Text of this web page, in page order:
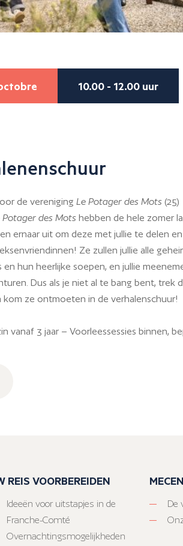
10.00 - 12.00 uur
de vereniging Le Potager des Mots (25)
Potager des Mots hebben de hele zomer
ernaar uit om deze met jullie te delen
Ze zullen jullie alle
en hun heerlijke soepen, en jullie
Dus als je niet al te bang bent, trek
ze ontmoeten in de verhalenschuur!
vanaf 3 jaar – Voorleessessies binnen,
REIS VOORBEREIDEN
Ideeën voor uitstapjes in de
Franche-Comté
Overnachtingsmogelijkheden
De